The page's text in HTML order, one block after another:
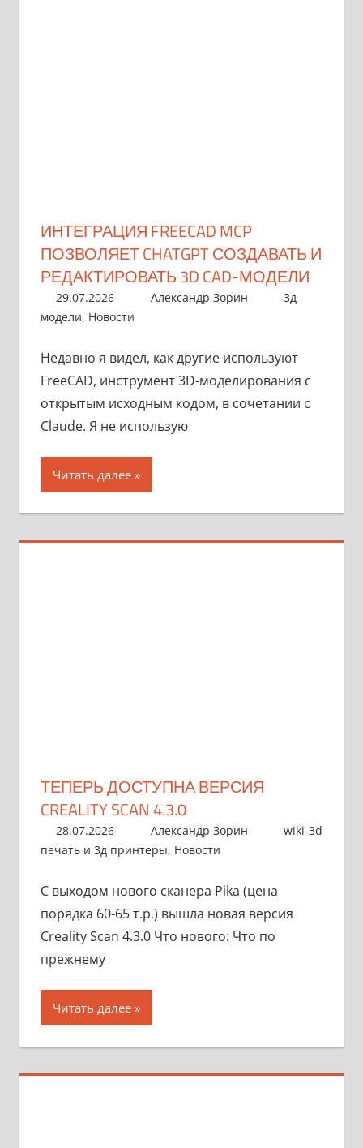
ИНТЕГРАЦИЯ FREECAD MCP
ПОЗВОЛЯЕТ CHATGPT СОЗДАВАТЬ И
РЕДАКТИРОВАТЬ 3D CAD-МОДЕЛИ
29.07.2026 Александр Зорин
3д
модели, Новости
Недавно я видел, как другие используют
FreeCAD, инструмент 3D-моделирования с
открытым исходным кодом, в сочетании с
Claude. Я не использую
Читать далее
ТЕПЕРЬ ДОСТУПНА ВЕРСИЯ
CREALITY SCAN 4.3.0
28.07.2026 Александр Зорин
wiki-3d
печать и 3д принтеры, Новости
С выходом нового сканера Pika (цена
порядка 60-65 т.р.) вышла новая версия
Creality Scan 4.3.0 Что нового: Что по
прежнему
Читать далее